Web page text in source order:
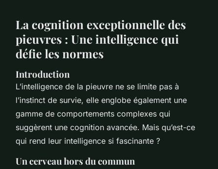
La cognition exceptionnelle des
pieuvres : Une intelligence qui
défie les normes
Introduction
L’intelligence de la pieuvre ne se limite pas à
l’instinct de survie, elle englobe également une
gamme de comportements complexes qui
suggèrent une cognition avancée. Mais qu’est-ce
qui rend leur intelligence si fascinante ?
Un cerveau hors du commun